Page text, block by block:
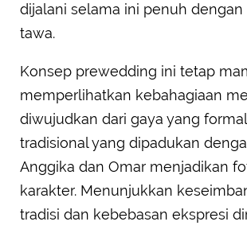
dijalani selama ini penuh dengan
tawa.
Konsep prewedding ini tetap
memperlihatkan kebahagiaan
diwujudkan dari gaya yang
tradisional yang dipadukan
Anggika dan Omar menjadikan
karakter. Menunjukkan
tradisi dan kebebasan ekspresi